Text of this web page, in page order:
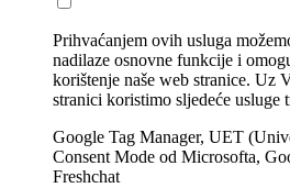
Prihvaćanjem ovih usluga
nadilaze osnovne funkcije i
korištenje naše web stranice. Uz
stranici koristimo sljedeće usluge
Google Tag Manager, UET
Consent Mode od Microsofta,
Freshchat